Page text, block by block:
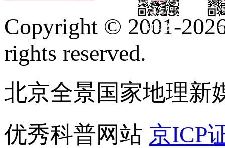
订阅号
Copyright © 2001-
rights reserved.
北京全景国家地理新
优秀科普网站 京ICP